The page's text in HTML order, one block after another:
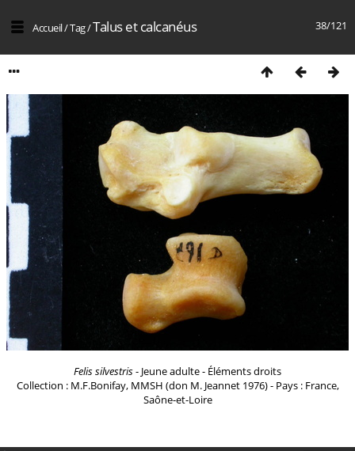
38/121
Accueil/Tag/Talus et calcanéus
Felis silvestris- Jeune adulte - Éléments droits
Collection : M.F.Bonifay, MMSH (don M. Jeannet 1976) - Pays : France,
Saône-et-Loire